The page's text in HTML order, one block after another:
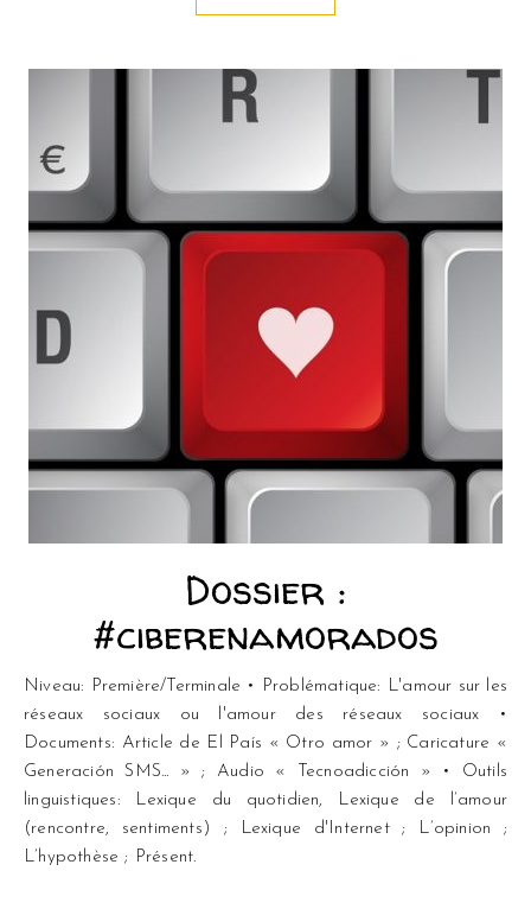
Dossier :
#ciberenamorados
Niveau: Première/Terminale • Problématique: L'amour sur les
réseaux sociaux ou l'amour des réseaux sociaux •
Documents: Article de El País « Otro amor » ; Caricature «
Generación SMS... » ; Audio « Tecnoadicción » • Outils
linguistiques: Lexique du quotidien, Lexique de l’amour
(rencontre, sentiments) ; Lexique d'Internet ; L’opinion ;
L’hypothèse ; Présent.